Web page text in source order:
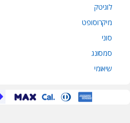
לוגיטק
מיקרוסופט
סוני
סמסונג
שיאומי